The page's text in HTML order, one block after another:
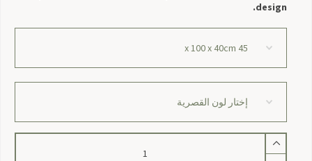
design.
كمية
Rectangular